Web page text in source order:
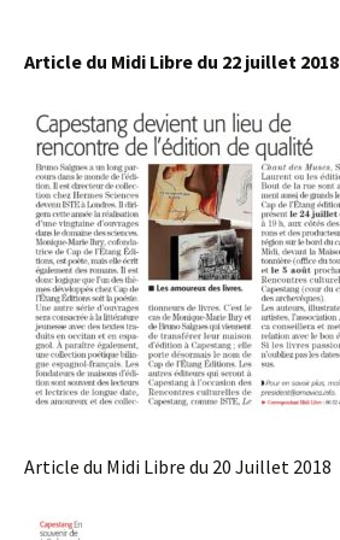
Article du Midi Libre du 22 juillet 2018
Article du Midi Libre du 20 Juillet 2018